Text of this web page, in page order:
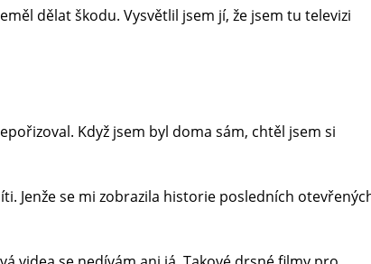
dělat škodu. Vysvětlil jsem jí, že jsem tu televizi
Když jsem byl doma sám, chtěl jsem si
Jenže se mi zobrazila historie posledních